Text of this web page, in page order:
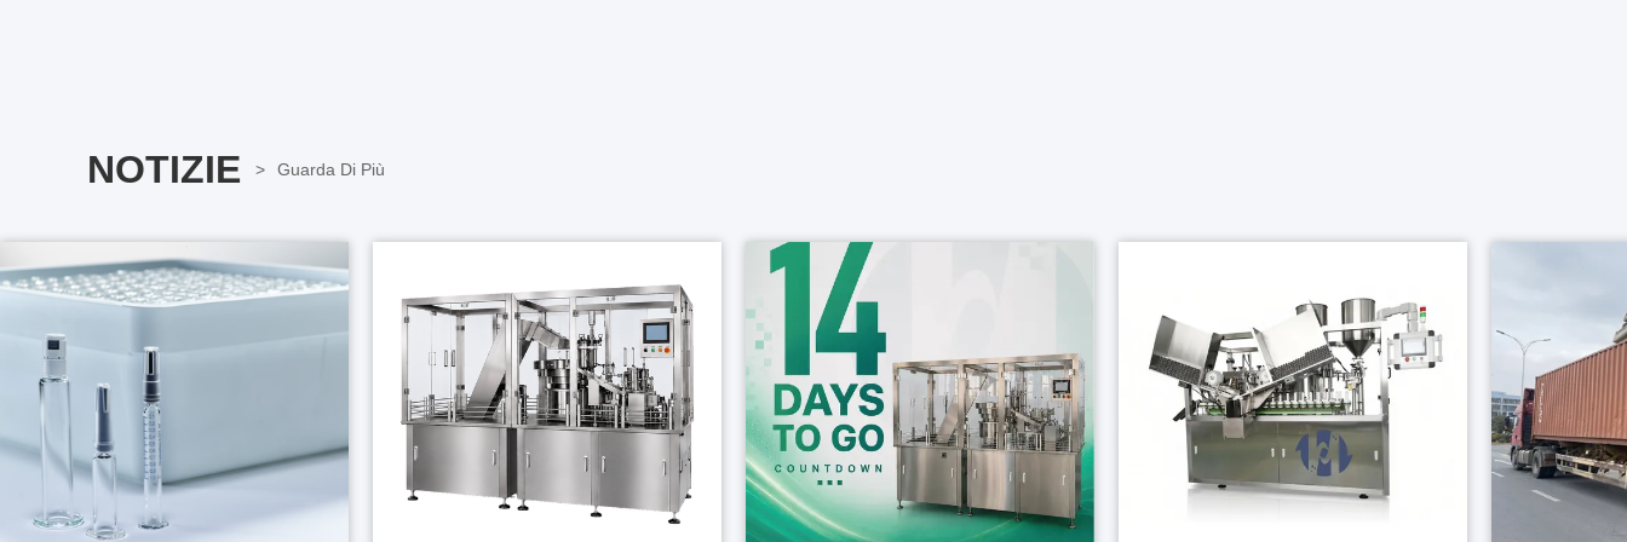
NOTIZIE Guarda Di Più